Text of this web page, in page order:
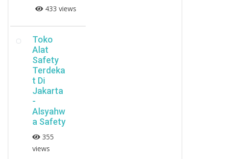
433 views
Toko
Alat
Safety
Terdeka
t Di
Jakarta
-
Alsyahw
a Safety
355
views